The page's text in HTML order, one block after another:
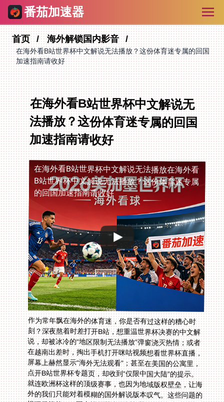
番茄加速器
首页 海外解锁国内影音
在海外看B站世界杯中文解说无法播放？这份体育迷专属的回国
加速指南请收好
在海外看B站世界杯中文解说无
法播放？这份体育迷专属的回国
加速指南请收好
在海外看B站世界杯中文解说无法播放在海外看
B站世界杯中文解说无法播放？这份体育迷专属
的回国加速指南请收好
作为常年飘在海外的体育迷，你是否有过这样的糟心时
刻？深夜熬着时差打开B站，想重温世界杯决赛的中文解
说，却被冰冷的“地区限制无法播放”弹窗浇灭热情；或者
在越南出差时，掏出手机打开咪咕视频想看世界杯直播，
屏幕上赫然显示“海外无法观看”；甚至在美国的公寓里，
点开B站世界杯专题页，却收到“仅限中国大陆”的提示。
就连欧洲杯这样的顶级赛事，也因为地域版权壁垒，让海
外的我们只能对着模糊的国外解说版本叹气。这些问题的
根源很简单——国内视频平台的版权协议大多只覆盖中国
大陆地区，海外IP自然无法直接访问。别慌，今天这篇指
南就帮你彻底解决这些困扰：通过选择合适的回国加速
器，轻松突破地域限制，重拾熟悉的中文解说和高清赛事